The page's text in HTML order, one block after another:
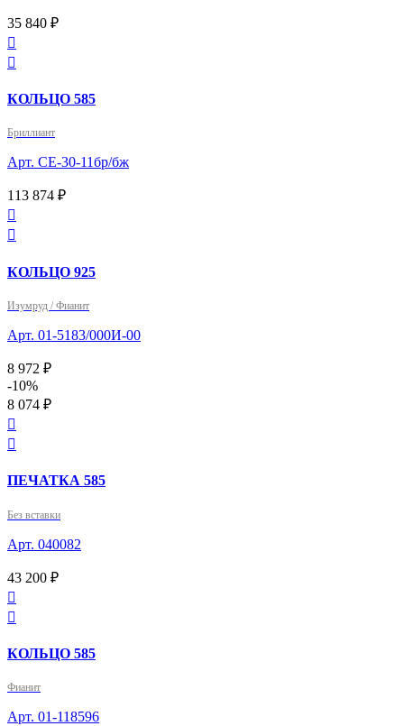
35 840 ₽


КОЛЬЦО 585
Бриллиант
Арт. СЕ-30-11бр/бж
113 874 ₽


КОЛЬЦО 925
Изумруд / Фианит
Арт. 01-5183/000И-00
8 972 ₽
-10%
8 074 ₽


ПЕЧАТКА 585
Без вставки
Арт. 040082
43 200 ₽


КОЛЬЦО 585
Фианит
Арт. 01-118596